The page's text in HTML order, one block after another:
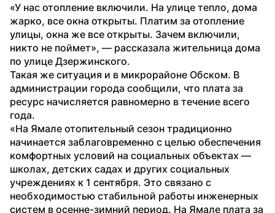
«У нас отопление включили. На улице тепло, дома
жарко, все окна открыты. Платим за отопление
улицы, окна же все открыты. Зачем включили,
никто не поймет», — рассказала жительница дома
по улице Дзержинского.
Такая же ситуация и в микрорайоне Обском. В
администрации города сообщили, что плата за
ресурс начисляется равномерно в течение всего
года.
«На Ямале отопительный сезон традиционно
начинается заблаговременно с целью обеспечения
комфортных условий на социальных объектах —
школах, детских садах и других социальных
учреждениях к 1 сентября. Это связано с
необходимостью стабильной работы инженерных
систем в осенне-зимний период. На Ямале плата за